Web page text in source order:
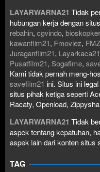
LAYARWARNA21 Tidak
hubungan kerja dengan
rebahin, cgvindo,
kawanfilm21, Fmoviez,
Juraganfilm21, Layarkaca21
Pusatfilm21, Sogafime,
Kami tidak pernah meng-
savefilm21 ini. Situs ini
situs pihak ketiga seperti
Racaty, Openload,
LAYARWARNA21 Tidak
aspek tentang kepatuhan,
aspek lain dari konten situs
TAG